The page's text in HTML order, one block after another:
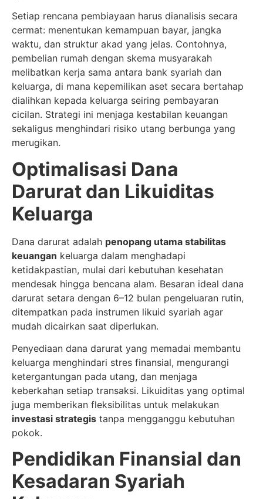
Setiap rencana pembiayaan harus dianalisis secara
cermat: menentukan kemampuan bayar, jangka
waktu, dan struktur akad yang jelas. Contohnya,
pembelian rumah dengan skema musyarakah
melibatkan kerja sama antara bank syariah dan
keluarga, di mana kepemilikan aset secara bertahap
dialihkan kepada keluarga seiring pembayaran
cicilan. Strategi ini menjaga kestabilan keuangan
sekaligus menghindari risiko utang berbunga yang
merugikan.
Optimalisasi Dana
Darurat dan Likuiditas
Keluarga
Dana darurat adalah penopang utama stabilitas
keuangan keluarga dalam menghadapi
ketidakpastian, mulai dari kebutuhan kesehatan
mendesak hingga bencana alam. Besaran ideal dana
darurat setara dengan 6–12 bulan pengeluaran rutin,
ditempatkan pada instrumen likuid syariah agar
mudah dicairkan saat diperlukan.
Penyediaan dana darurat yang memadai membantu
keluarga menghindari stres finansial, mengurangi
ketergantungan pada utang, dan menjaga
keberkahan setiap transaksi. Likuiditas yang optimal
juga memberikan fleksibilitas untuk melakukan
investasi strategis tanpa mengganggu kebutuhan
pokok.
Pendidikan Finansial dan
Kesadaran Syariah